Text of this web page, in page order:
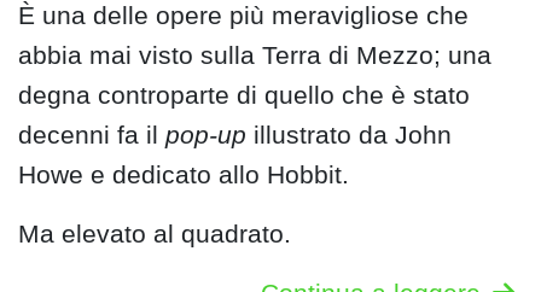
È una delle opere più meravigliose che
abbia mai visto sulla Terra di Mezzo; una
degna controparte di quello che è stato
decenni fa il pop-up illustrato da John
Howe e dedicato allo Hobbit.
Ma elevato al quadrato.